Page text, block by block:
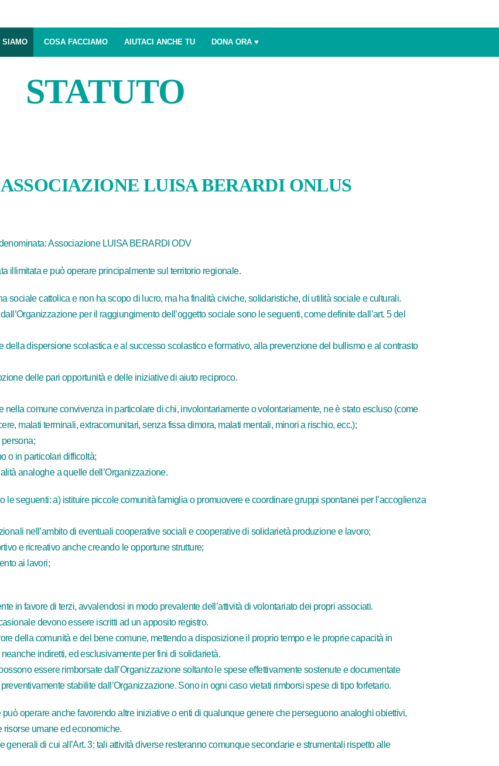
SIAMO COSA FACCIAMO AIUTACI ANCHE TU DONA ORA ♥️
STATUTO
LUISA BERARDI ONLUS
Associazione LUISA BERARDI ODV
illimitata e può operare principalmente sul territorio regionale.
sociale cattolica e non ha scopo di lucro, ma ha finalità civiche, solidaristiche, di utilità sociale e culturali.
per il raggiungimento dell’oggetto sociale sono le seguenti, come definite dall’art. 5 del
dispersione scolastica e al successo scolastico e formativo, alla prevenzione del bullismo e al contrasto
delle pari opportunità e delle iniziative di aiuto reciproco.
comune convivenza in particolare di chi, involontariamente o volontariamente, ne è stato escluso (come
malati terminali, extracomunitari, senza fissa dimora, malati mentali, minori a rischio, ecc.);
o in particolari difficoltà;
analoghe a quelle dell’Organizzazione.
le seguenti: a) istituire piccole comunità famiglia o promuovere e coordinare gruppi spontanei per l’accoglienza
nell’ambito di eventuali cooperative sociali e cooperative di solidarietà produzione e lavoro;
e ricreativo anche creando le opportune strutture;
ai lavori;
in favore di terzi, avvalendosi in modo prevalente dell’attività di volontariato dei propri associati.
devono essere iscritti ad un apposito registro.
della comunità e del bene comune, mettendo a disposizione il proprio tempo e le proprie capacità in
indiretti, ed esclusivamente per fini di solidarietà.
essere rimborsate dall’Organizzazione soltanto le spese effettivamente sostenute e documentate
stabilite dall’Organizzazione. Sono in ogni caso vietati rimborsi spese di tipo forfetario.
operare anche favorendo altre iniziative o enti di qualunque genere che perseguono analoghi obiettivi,
risorse umane ed economiche.
generali di cui all’Art. 3; tali attività diverse resteranno comunque secondarie e strumentali rispetto alle